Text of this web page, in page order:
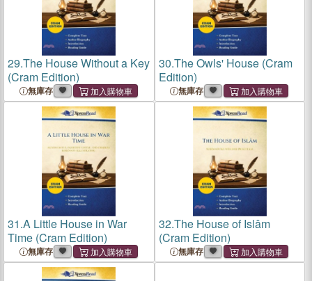
29.The House Without a Key
(Cram Edition)
無庫存
30.The Owls' House (Cram
Edition)
無庫存
31.A Little House in War
Time (Cram Edition)
無庫存
32.The House of Islâm
(Cram Edition)
無庫存